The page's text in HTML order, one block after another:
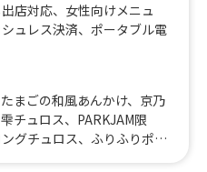
店対応、 女性向けメニュ
ュレス決済、 ポータブル電
まごの和風あんかけ、京乃
チュロス、PARKJAM限
グチュロス、ふりふりポテ